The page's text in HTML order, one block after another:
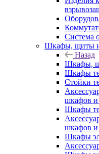
Система
Шкафы, щиты
Назад
Шкафы,
Шкафы
Стойки
шкафов и
Шкафы
шкафов и
Шкафы